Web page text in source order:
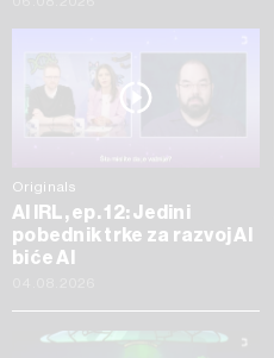
Originals
AI IRL, ep. 12: Jedini
pobednik trke za razvoj AI
biće AI